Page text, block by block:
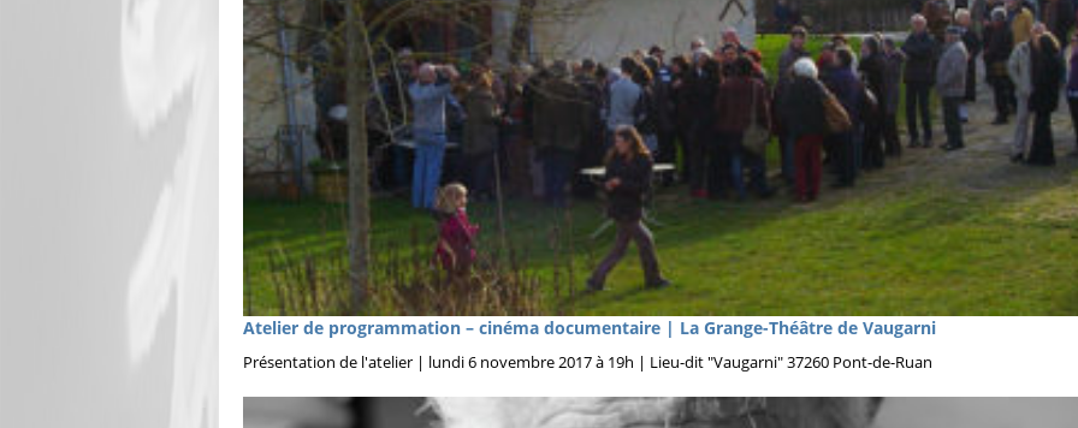
Atelier de programmation – cinéma documentaire | La Grange-Théâtre de Vaugarni
Présentation de l'atelier | lundi 6 novembre 2017 à 19h | Lieu-dit "Vaugarni" 37260 Pont-de-Ruan